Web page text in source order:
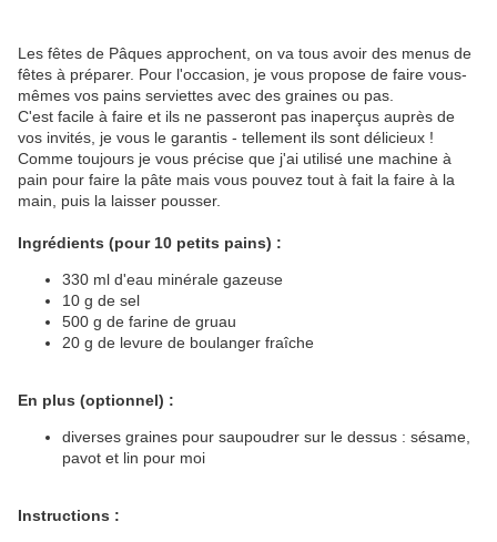
Les fêtes de Pâques approchent, on va tous avoir des menus de
fêtes à préparer. Pour l'occasion, je vous propose de faire vous-
mêmes vos pains serviettes avec des graines ou pas.
C'est facile à faire et ils ne passeront pas inaperçus auprès de
vos invités, je vous le garantis - tellement ils sont délicieux !
Comme toujours je vous précise que j'ai utilisé une machine à
pain pour faire la pâte mais vous pouvez tout à fait la faire à la
main, puis la laisser pousser.
Ingrédients (pour 10 petits pains) :
330 ml d'eau minérale gazeuse
10 g de sel
500 g de farine de gruau
20 g de levure de boulanger fraîche
En plus (optionnel) :
diverses graines pour saupoudrer sur le dessus : sésame,
pavot et lin pour moi
Instructions :